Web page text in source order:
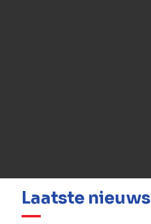
Laatste nieuws